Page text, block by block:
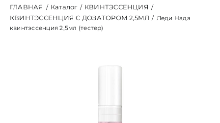
ГЛАВНАЯ / Каталог / КВИНТЭССЕНЦИЯ /
КВИНТЭССЕНЦИЯ С ДОЗАТОРОМ 2,5МЛ / Леди Нада
квинтэссенция 2,5мл (тестер)